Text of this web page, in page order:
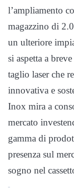
l’ampliamento
magazzino di
un ulteriore
si aspetta a
taglio laser che
innovativa e
Inox mira a
mercato
gamma di
presenza sul
sogno nel